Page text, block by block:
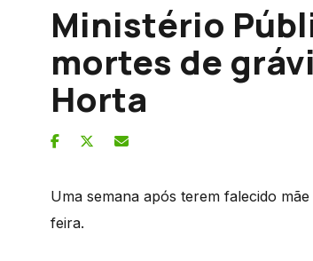
Ministério
mortes de
Horta
Uma semana após terem falecido
feira.